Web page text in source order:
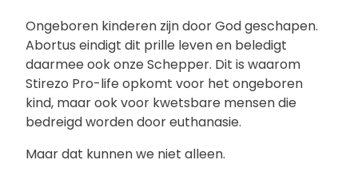
Ongeboren kinderen zijn door God geschapen.
Abortus eindigt dit prille leven en beledigt
daarmee ook onze Schepper. Dit is waarom
Stirezo Pro-life opkomt voor het ongeboren
kind, maar ook voor kwetsbare mensen die
bedreigd worden door euthanasie.
Maar dat kunnen we niet alleen.